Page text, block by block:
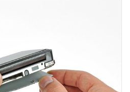
キャンセル